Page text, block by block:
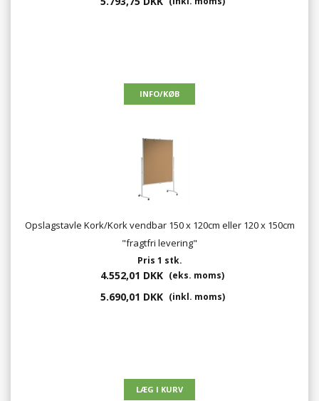
Opslagstavle Kork/Kork vendbar 150 x 120cm eller 120 x 150cm
"fragtfri levering"
Pris 1 stk.
4.552,01 DKK (eks. moms)
5.690,01 DKK (inkl. moms)